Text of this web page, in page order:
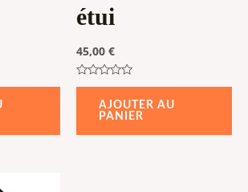
étui
45,00 €
Note
AJOUTER AU
PANIER